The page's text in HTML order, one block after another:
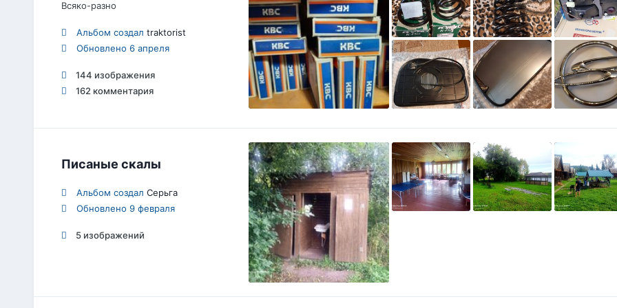
Всяко-разно
Альбом создал traktorist
Обновлено 6 апреля
144 изображения
162 комментария
Писаные скалы
Альбом создал Серьга
Обновлено 9 февраля
5 изображений